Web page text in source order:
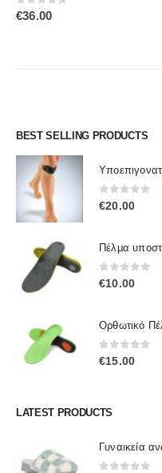
BEST SELLING PRODUCTS
0out of 5
€20.00
0out of 5
€10.00
0out of 5
€15.00
LATEST PRODUCTS
Γυναικεία